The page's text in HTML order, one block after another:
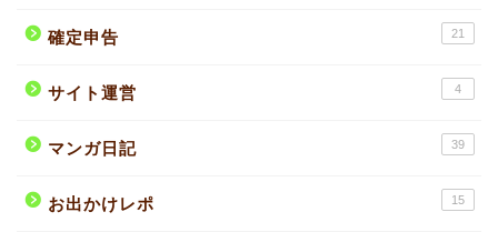
確定申告 21
サイト運営 4
マンガ日記 39
お出かけレポ 15